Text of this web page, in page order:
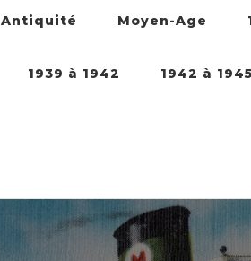
Antiquité Moyen-Age
1939 à 1942 1942 à 1945